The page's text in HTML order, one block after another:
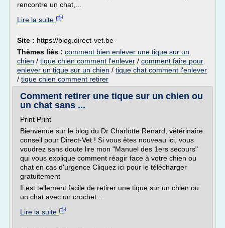
rencontre un chat,...
Lire la suite
Site : https://blog.direct-vet.be
Thèmes liés : comment bien enlever une tique sur un
chien / tique chien comment l'enlever / comment faire pour
enlever un tique sur un chien / tique chat comment l'enlever
/ tique chien comment retirer
Comment retirer une tique sur un chien ou
un chat sans ...
Print Print
Bienvenue sur le blog du Dr Charlotte Renard, vétérinaire
conseil pour Direct-Vet ! Si vous êtes nouveau ici, vous
voudrez sans doute lire mon "Manuel des 1ers secours"
qui vous explique comment réagir face à votre chien ou
chat en cas d'urgence Cliquez ici pour le télécharger
gratuitement
Il est tellement facile de retirer une tique sur un chien ou
un chat avec un crochet...
Lire la suite